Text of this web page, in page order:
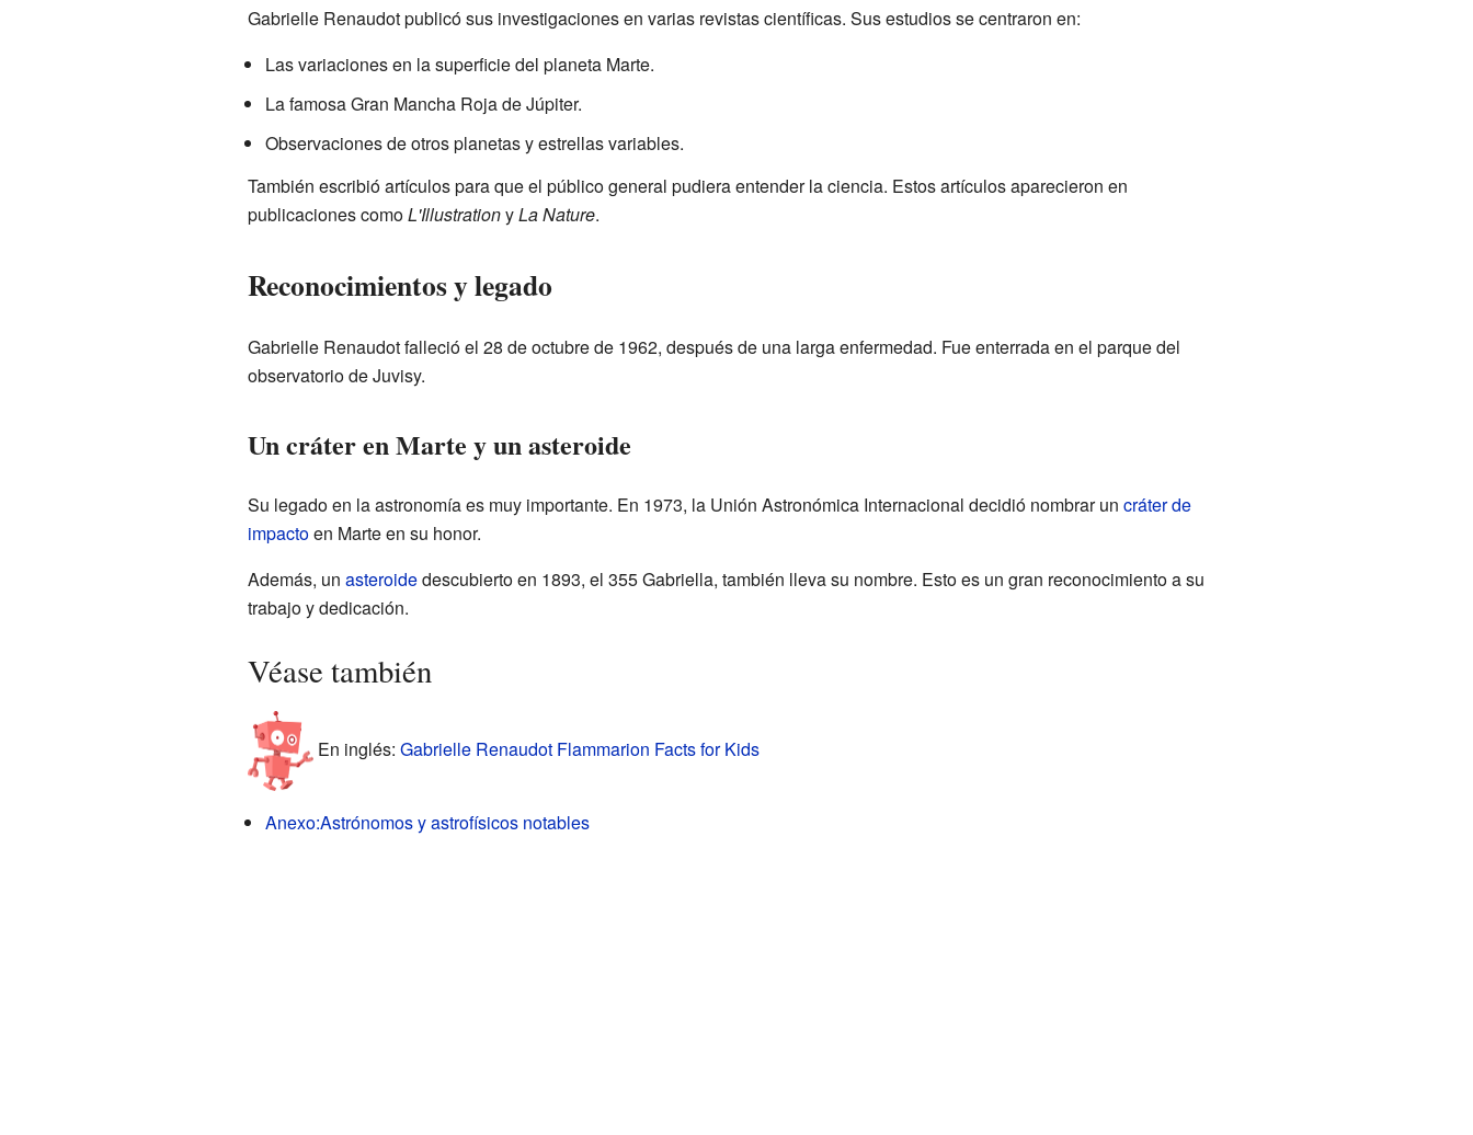
Gabrielle Renaudot publicó sus investigaciones en varias revistas científicas. Sus estudios se centraron en:
Las variaciones en la superficie del planeta Marte.
La famosa Gran Mancha Roja de Júpiter.
Observaciones de otros planetas y estrellas variables.
También escribió artículos para que el público general pudiera entender la ciencia. Estos artículos aparecieron en
publicaciones comoL'IllustrationyLa Nature.
Reconocimientos y legado
Gabrielle Renaudot falleció el 28 de octubre de 1962, después de una larga enfermedad. Fue enterrada en el parque del
observatorio de Juvisy.
Un cráter en Marte y un asteroide
Su legado en la astronomía es muy importante. En 1973, la Unión Astronómica Internacional decidió nombrar un cráter de
impactoen Marte en su honor.
Además, un asteroidedescubierto en 1893, el 355 Gabriella, también lleva su nombre. Esto es un gran reconocimiento a su
trabajo y dedicación.
Véase también
En inglés: Gabrielle Renaudot Flammarion Facts for Kids
Anexo:Astrónomos y astrofísicos notables